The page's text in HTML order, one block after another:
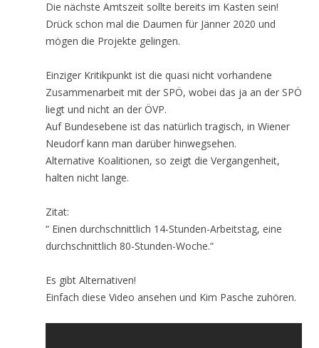
Die nächste Amtszeit sollte bereits im Kasten sein!
Drück schon mal die Daumen für Jänner 2020 und
mögen die Projekte gelingen.
Einziger Kritikpunkt ist die quasi nicht vorhandene
Zusammenarbeit mit der SPÖ, wobei das ja an der SPÖ
liegt und nicht an der ÖVP.
Auf Bundesebene ist das natürlich tragisch, in Wiener
Neudorf kann man darüber hinwegsehen.
Alternative Koalitionen, so zeigt die Vergangenheit,
halten nicht lange.
Zitat:
“ Einen durchschnittlich 14-Stunden-Arbeitstag, eine
durchschnittlich 80-Stunden-Woche.“
Es gibt Alternativen!
Einfach diese Video ansehen und Kim Pasche zuhören.